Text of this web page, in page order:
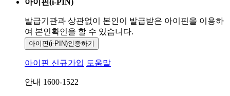
아이핀(i-PIN)
발급기관과 상관없이 본인이 발급받은 아이핀을 이용하
여 본인확인을 할 수 있습니다.
아이핀(i-PIN)인증하기
아이핀 신규가입 도움말
안내 1600-1522